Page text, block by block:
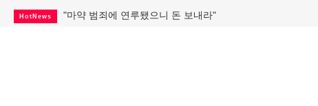
HotNews "마약 범죄에 연루됐으니 돈 보내라"